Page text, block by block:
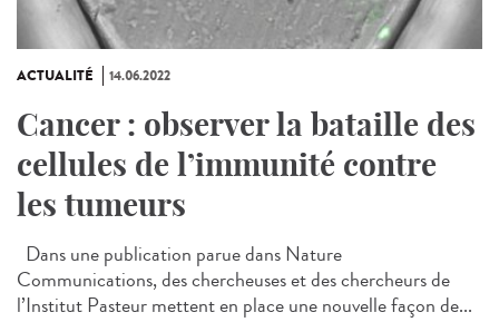
ACTUALITÉ 14.06.2022
Cancer : observer la bataille des
cellules de l’immunité contre
les tumeurs
Dans une publication parue dans Nature
Communications, des chercheuses et des chercheurs de
l’Institut Pasteur mettent en place une nouvelle façon de...